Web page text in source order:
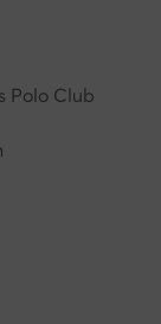
Polo Club